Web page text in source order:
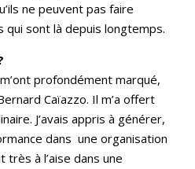
ne peuvent pas faire
sont là depuis longtemps.
profondément marqué,
Caïazzo. Il m’a offert
J’avais appris à générer,
dans une organisation
à l’aise dans une